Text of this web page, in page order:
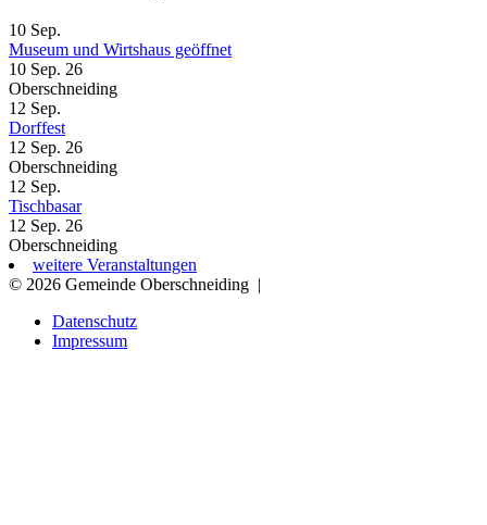
10 Sep.
Museum und Wirtshaus geöffnet
10 Sep. 26
Oberschneiding
12 Sep.
Dorffest
12 Sep. 26
Oberschneiding
12 Sep.
Tischbasar
12 Sep. 26
Oberschneiding
weitere Veranstaltungen
© 2026 Gemeinde Oberschneiding |
Datenschutz
Impressum